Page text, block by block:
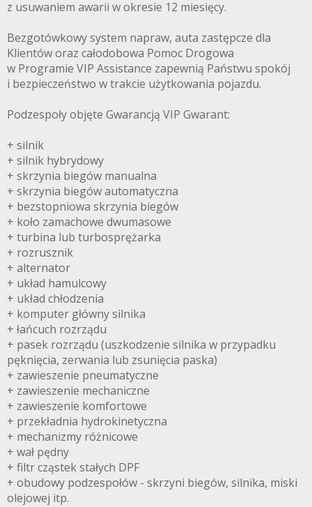
z usuwaniem awarii w okresie 12 miesięcy.
Bezgotówkowy system napraw, auta zastępcze dla
Klientów oraz całodobowa Pomoc Drogowa
w Programie VIP Assistance zapewnią Państwu spokój
i bezpieczeństwo w trakcie użytkowania pojazdu.
Podzespoły objęte Gwarancją VIP Gwarant:
+ silnik
+ silnik hybrydowy
+ skrzynia biegów manualna
+ skrzynia biegów automatyczna
+ bezstopniowa skrzynia biegów
+ koło zamachowe dwumasowe
+ turbina lub turbosprężarka
+ rozrusznik
+ alternator
+ układ hamulcowy
+ układ chłodzenia
+ komputer główny silnika
+ łańcuch rozrządu
+ pasek rozrządu (uszkodzenie silnika w przypadku
pęknięcia, zerwania lub zsunięcia paska)
+ zawieszenie pneumatyczne
+ zawieszenie mechaniczne
+ zawieszenie komfortowe
+ przekładnia hydrokinetyczna
+ mechanizmy różnicowe
+ wał pędny
+ filtr cząstek stałych DPF
+ obudowy podzespołów - skrzyni biegów, silnika, miski
olejowej itp.